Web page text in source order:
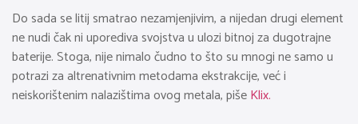
Do sada se litij smatrao nezamjenjivim, a nijedan drugi element
ne nudi čak ni uporediva svojstva u ulozi bitnoj za dugotrajne
baterije. Stoga, nije nimalo čudno to što su mnogi ne samo u
potrazi za altrenativnim metodama ekstrakcije, već i
neiskorištenim nalazištima ovog metala, pišeKlix.